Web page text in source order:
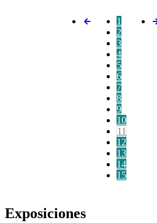
1
2
3
4
5
6
7
8
9
10
11
12
13
14
15
Exposiciones